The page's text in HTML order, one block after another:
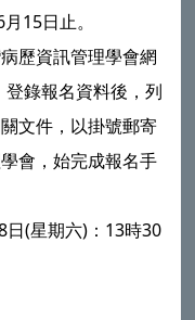
15日止。
歷資訊管理學會網
錄報名資料後，列
文件，以掛號郵寄
會，始完成報名手
(星期六)：13時30